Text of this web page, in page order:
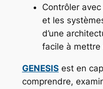
Contrôler
et les
d’une
facile à mettre
GENESISest en
comprendre,